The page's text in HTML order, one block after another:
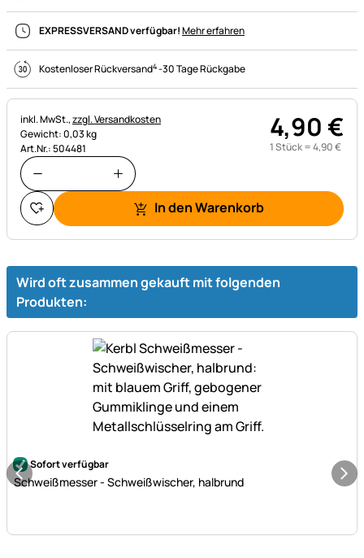
EXPRESSVERSAND verfügbar!Mehr erfahren
Kostenloser Rückversand4-30 Tage Rückgabe
Steuerhinweis:
inkl. MwSt.,zzgl. Versandkosten
Gewicht: 0,03 kg
Art.Nr.: 504481
4,90€
1 Stück =4,90€
In den Warenkorb
Wird oft zusammen gekauft mit folgenden
Produkten:
Noch keine Bewertungen abgegeben
Sofort verfügbar
Schweißmesser - Schweißwischer, halbrund